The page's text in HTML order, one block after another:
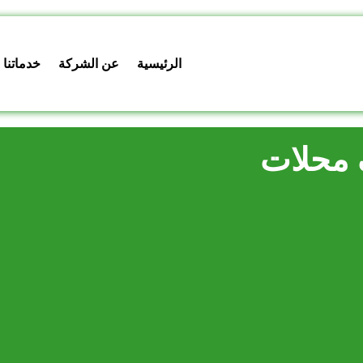
الرئيسية عن الشركة خدماتنا
محلات